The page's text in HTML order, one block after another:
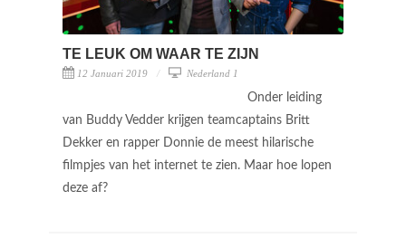
TE LEUK OM WAAR TE ZIJN
12 Januari 2019 Nederland 1
Onder leiding
van Buddy Vedder krijgen teamcaptains Britt
Dekker en rapper Donnie de meest hilarische
filmpjes van het internet te zien. Maar hoe lopen
deze af?